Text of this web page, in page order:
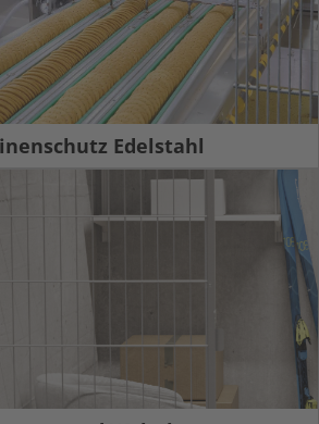
Edelstahl